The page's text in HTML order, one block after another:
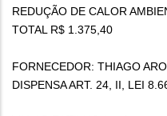
REDUÇÃO DE CALOR
TOTAL R$ 1.375,40
FORNECEDOR: THIAGO
DISPENSA ART. 24, II, LEI